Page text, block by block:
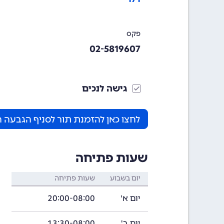
פקס
02-5819607
גישה לנכים
לחצו כאן להזמנת תור לסניף
שעות פתיחה
יום בשבוע שעות פתיחה
יום א' 20:00-08:00